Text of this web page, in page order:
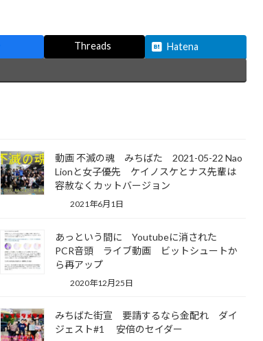
Threads Hatena
動画 不滅の魂 みちばた 2021-05-22 Nao
Lionと女子優先 ケイノスケとナス先輩は
容赦なくカットバージョン
2021年6月1日
あっという間に Youtubeに消された
PCR音頭 ライブ動画 ビットシュートか
ら再アップ
2020年12月25日
みちばた街宣 要請するなら金配れ ダイ
ジェスト#1 安倍のセイダー